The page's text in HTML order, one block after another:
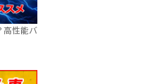
高性能バ